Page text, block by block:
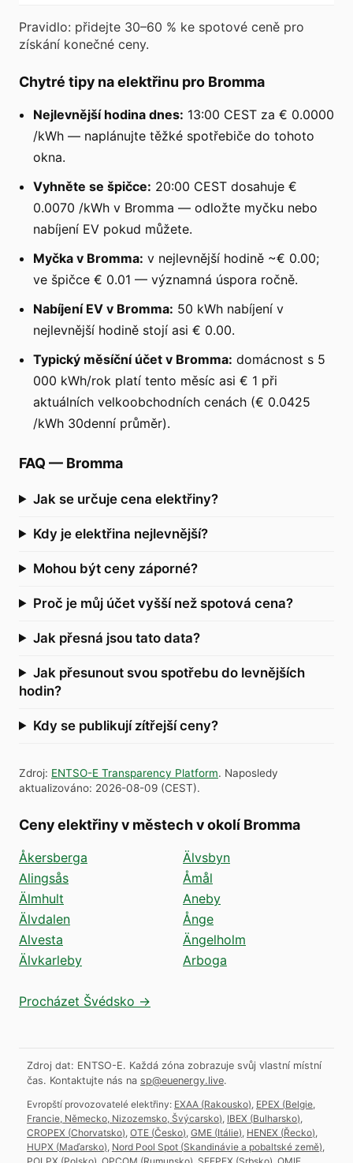
Pravidlo: přidejte 30–60 % ke spotové ceně pro
získání konečné ceny.
Chytré tipy na elektřinu pro Bromma
Nejlevnější hodina dnes: 13:00 CEST za € 0.0000
/kWh — naplánujte těžké spotřebiče do tohoto
okna.
Vyhněte se špičce: 20:00 CEST dosahuje €
0.0070 /kWh v Bromma — odložte myčku nebo
nabíjení EV pokud můžete.
Myčka v Bromma: v nejlevnější hodině ~€ 0.00;
ve špičce € 0.01 — významná úspora ročně.
Nabíjení EV v Bromma: 50 kWh nabíjení v
nejlevnější hodině stojí asi € 0.00.
Typický měsíční účet v Bromma: domácnost s 5
000 kWh/rok platí tento měsíc asi € 1 při
aktuálních velkoobchodních cenách (€ 0.0425
/kWh 30denní průměr).
FAQ — Bromma
Jak se určuje cena elektřiny?
Kdy je elektřina nejlevnější?
Mohou být ceny záporné?
Proč je můj účet vyšší než spotová cena?
Jak přesná jsou tato data?
Jak přesunout svou spotřebu do levnějších
hodin?
Kdy se publikují zítřejší ceny?
Zdroj: ENTSO-E Transparency Platform. Naposledy
aktualizováno: 2026-08-09 (CEST).
Ceny elektřiny v městech v okolí Bromma
Åkersberga
Alingsås
Älmhult
Älvdalen
Alvesta
Älvkarleby
Älvsbyn
Åmål
Aneby
Ånge
Ängelholm
Arboga
Procházet Švédsko →
Zdroj dat: ENTSO-E. Každá zóna zobrazuje svůj vlastní místní
čas. Kontaktujte nás na sp@euenergy.live.
Evropští provozovatelé elektřiny: EXAA (Rakousko) EPEX (Belgie,
Francie, Německo, Nizozemsko, Švýcarsko) IBEX (Bulharsko)
CROPEX (Chorvatsko) OTE (Česko) GME (Itálie) HENEX (Řecko)
HUPX (Maďarsko) Nord Pool Spot (Skandinávie a pobaltské země)